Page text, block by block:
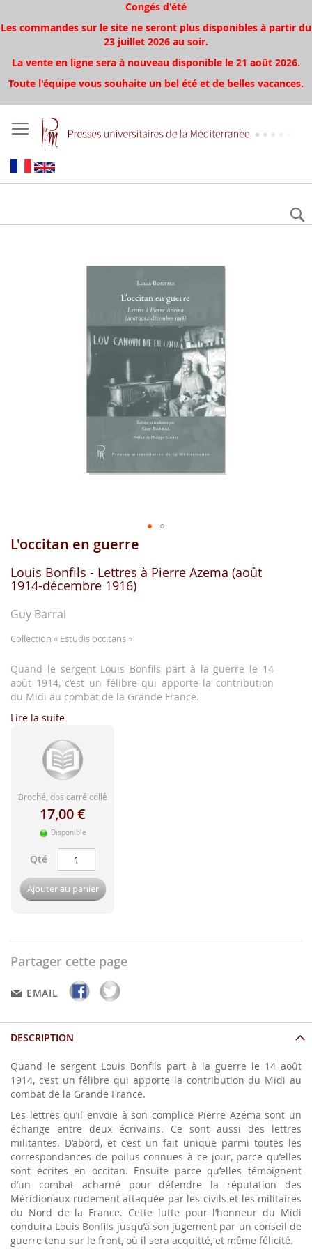
Congés d'été
Les commandes sur le site ne seront plus disponibles à partir du
23 juillet 2026 au soir.
La vente en ligne sera à nouveau disponible le 21 août 2026.
Toute l'équipe vous souhaite un bel été et de belles vacances.
Aller
début
de
gallerie
L'occitan en guerre
Louis Bonfils - Lettres à Pierre Azema (août
1914-décembre 1916)
Guy Barral
Collection « Estudis occitans »
Quand le sergent Louis Bonfils part à la guerre le 14
août 1914, c’est un félibre qui apporte la contribution
du Midi au combat de la Grande France.
Lire la suite
Broché, dos carré collé
17,00 €
Disponible
Qté
Ajouter au panier
Partager cette page
EMAIL
DESCRIPTION
Quand le sergent Louis Bonfils part à la guerre le 14 août
1914, c’est un félibre qui apporte la contribution du Midi au
combat de la Grande France.
Les lettres qu’il envoie à son complice Pierre Azéma sont un
échange entre deux écrivains. Ce sont aussi des lettres
militantes. D’abord, et c’est un fait unique parmi toutes les
correspondances de poilus connues à ce jour, parce qu’elles
sont écrites en occitan. Ensuite parce qu’elles témoignent
d’un combat acharné pour défendre la réputation des
Méridionaux rudement attaquée par les civils et les militaires
du Nord de la France. Cette lutte pour l’honneur du Midi
conduira Louis Bonfils jusqu’à son jugement par un conseil de
guerre tenu sur le front, où il sera acquitté, et même félicité.